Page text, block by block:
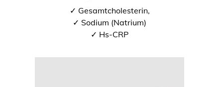
✓ Gesamtcholesterin,
✓ Sodium (Natrium)
✓ Hs-CRP